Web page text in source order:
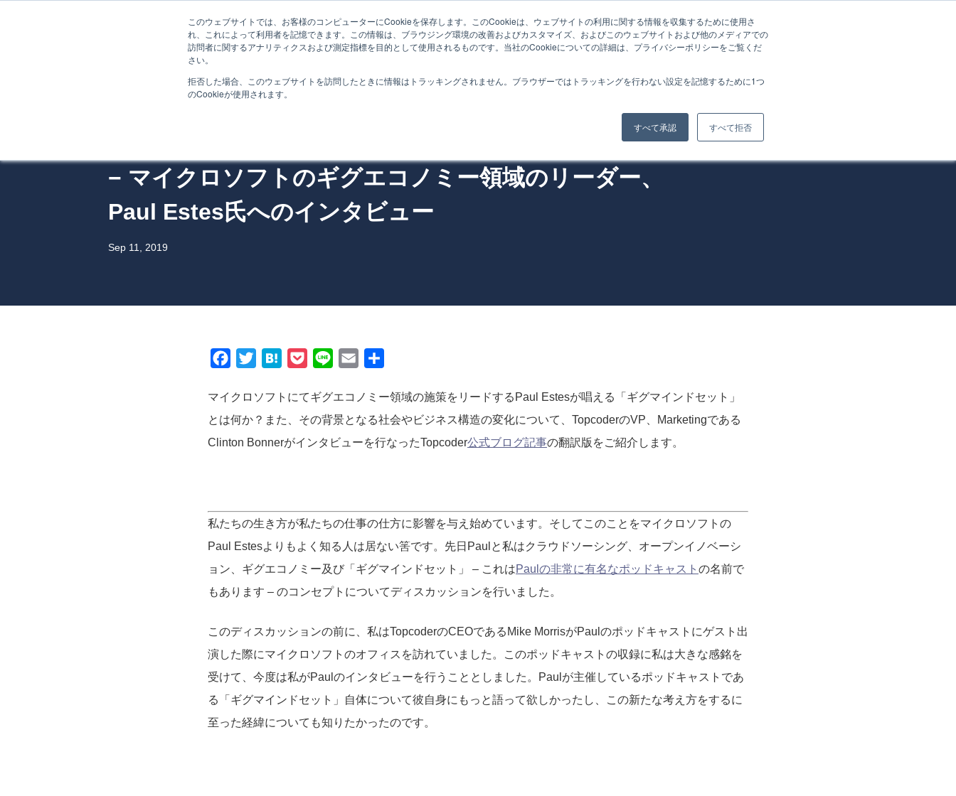
このウェブサイトでは、お客様のコンピューターにCookieを保存します。このCookieは、ウェブサイトの利用に関する情報を収集するために使用さ
れ、これによって利用者を記憶できます。この情報は、ブラウジング環境の改善およびカスタマイズ、およびこのウェブサイトおよび他のメディアでの
訪問者に関するアナリティクスおよび測定指標を目的として使用されるものです。当社のCookieについての詳細は、プライバシーポリシーをご覧くだ
さい。
拒否した場合、このウェブサイトを訪問したときに情報はトラッキングされません。ブラウザーではトラッキングを行わない設定を記憶するために1つ
のCookieが使用されます。
すべて承認 すべて拒否
Home Service Product Case Blog About Us Recruit
− マイクロソフトのギグエコノミー領域のリーダー、
Paul Estes氏へのインタビュー
Sep 11, 2019
Facebook
Twitter HatenaPocketLine Email
マイクロソフトにてギグエコノミー領域の施策をリードするPaul Estesが唱える「ギグマインドセット」
とは何か？また、その背景となる社会やビジネス構造の変化について、TopcoderのVP、Marketingである
Clinton Bonnerがインタビューを行なったTopcoder公式ブログ記事の翻訳版をご紹介します。
私たちの生き方が私たちの仕事の仕方に影響を与え始めています。そしてこのことをマイクロソフトの
Paul Estesよりもよく知る人は居ない筈です。先日Paulと私はクラウドソーシング、オープンイノベーシ
ョン、ギグエコノミー及び「ギグマインドセット」 – これはPaulの非常に有名なポッドキャスト の名前で
もあります – のコンセプトについてディスカッションを行いました。
このディスカッションの前に、私はTopcoderのCEOであるMike MorrisがPaulのポッドキャストにゲスト出
演した際にマイクロソフトのオフィスを訪れていました。このポッドキャストの収録に私は大きな感銘を
受けて、今度は私がPaulのインタビューを行うこととしました。Paulが主催しているポッドキャストであ
る「ギグマインドセット」自体について彼自身にもっと語って欲しかったし、この新たな考え方をするに
至った経緯についても知りたかったのです。